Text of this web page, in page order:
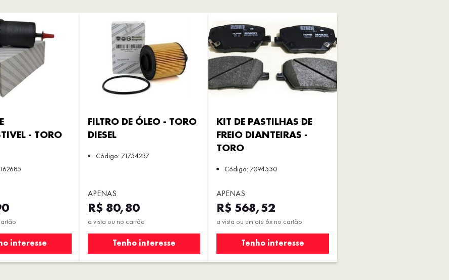
- TORO
interesse
FILTRO DE ÓLEO - TORO
DIESEL
Código: 71754237
APENAS
R$ 80,80
a vista ou no cartão
Tenho interesse
KIT DE PASTILHAS DE
FREIO DIANTEIRAS -
TORO
Código: 7094530
APENAS
R$ 568,52
a vista ou em ate 6x no cartão
Tenho interesse